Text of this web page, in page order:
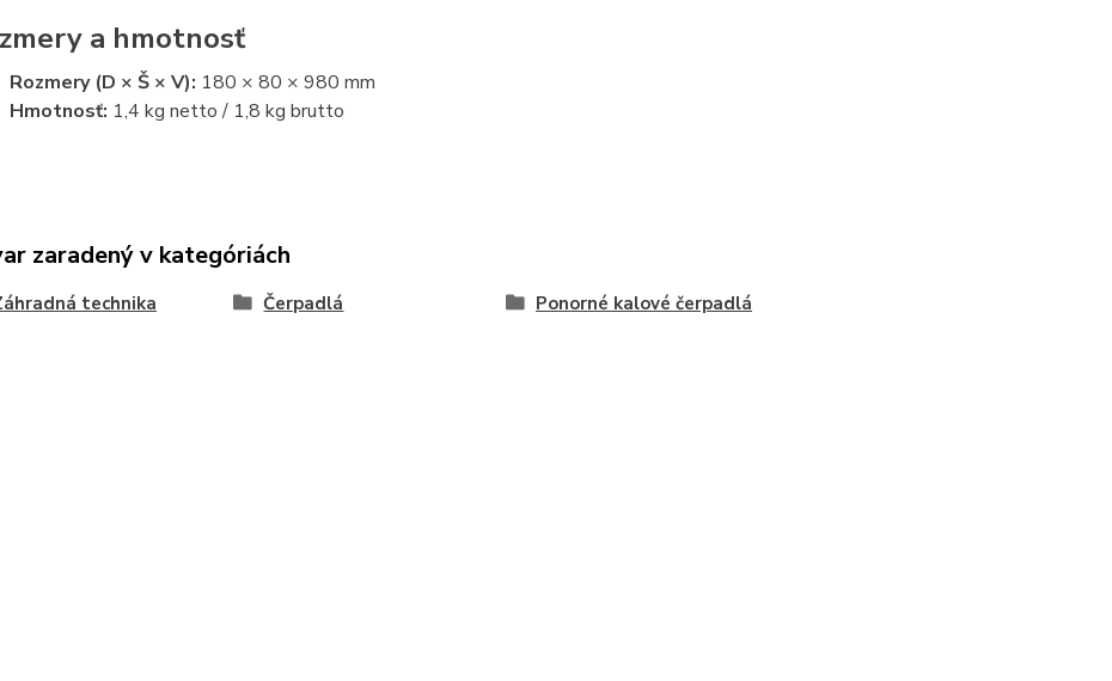
a hmotnosť
Rozmery (D × Š × V): 180 × 80 × 980 mm
Hmotnosť: 1,4 kg netto / 1,8 kg brutto
zaradený v kategóriách
technika Čerpadlá Ponorné kalové čerpadlá